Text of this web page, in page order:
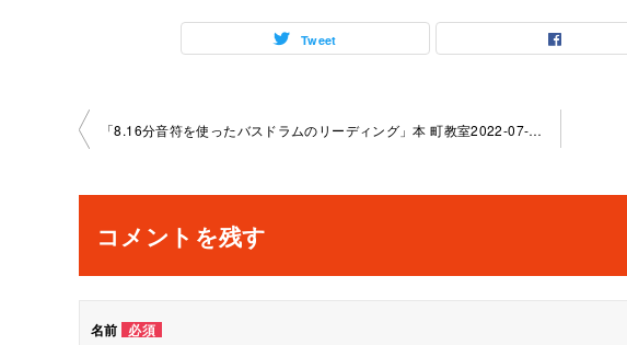
Tweet
投
ナ
ビ
ゲ
「8.16分音符を使ったバスドラムのリーディング」本 町教室2022-07-24-­no0007-­1022
コメントを残す
名前 必須